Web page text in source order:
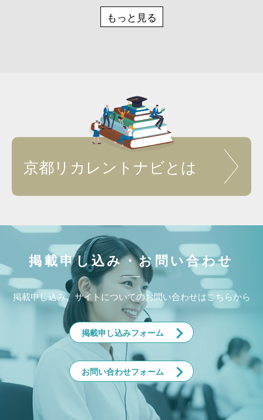
もっと見る
京都リカレントナビとは
掲載申し込み・お問い合わせ
掲載申し込み、サイトについてのお問い合わせはこちらから
掲載申し込みフォーム
お問い合わせフォーム